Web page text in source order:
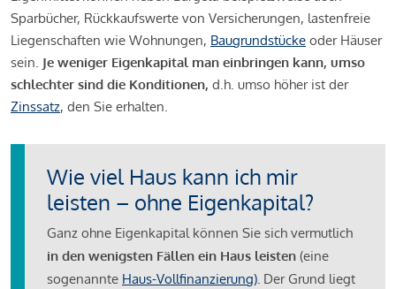
Sparbücher, Rückkaufswerte von Versicherungen, lastenfreie
Liegenschaften wie Wohnungen, Baugrundstücke oder Häuser
sein. Je weniger Eigenkapital man einbringen kann, umso
schlechter sind die Konditionen, d.h. umso höher ist der
Zinssatz, den Sie erhalten.
Wie viel Haus kann ich mir
leisten – ohne Eigenkapital?
Ganz ohne Eigenkapital können Sie sich vermutlich
in den wenigsten Fällen ein Haus leisten (eine
sogenannte Haus-Vollfinanzierung). Der Grund liegt